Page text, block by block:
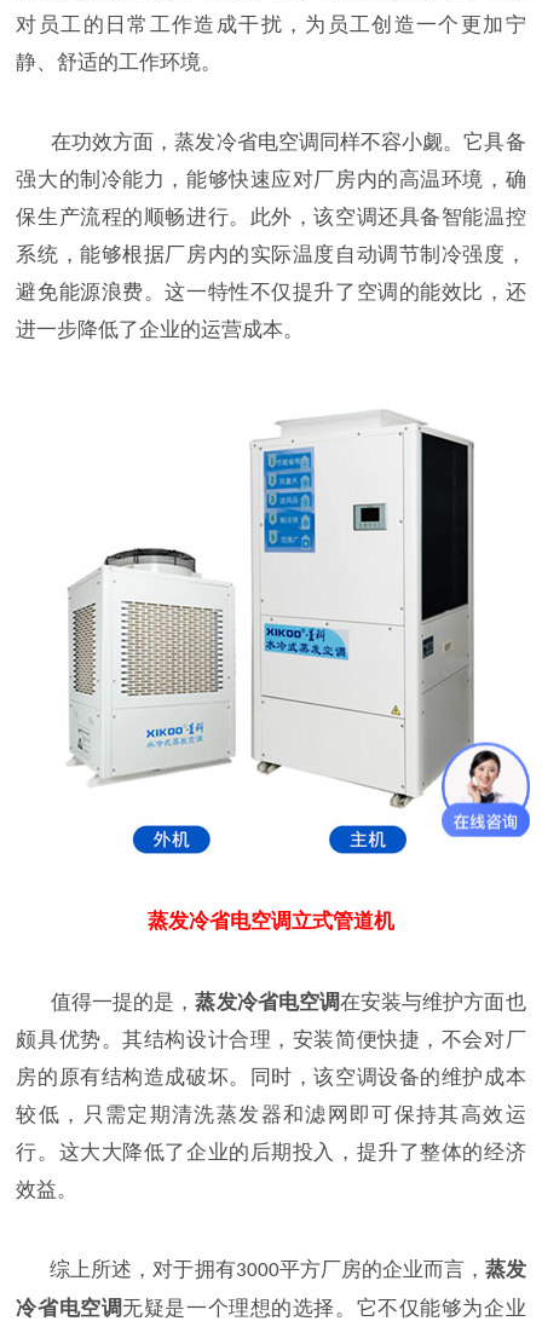
对员工的日常工作造成干扰，为员工创造一个更加宁
静、舒适的工作环境。
在功效方面，蒸发冷省电空调同样不容小觑。它具备
强大的制冷能力，能够快速应对厂房内的高温环境，确
保生产流程的顺畅进行。此外，该空调还具备智能温控
系统，能够根据厂房内的实际温度自动调节制冷强度，
避免能源浪费。这一特性不仅提升了空调的能效比，还
进一步降低了企业的运营成本。
蒸发冷省电空调立式管道机
值得一提的是，蒸发冷省电空调在安装与维护方面也
颇具优势。其结构设计合理，安装简便快捷，不会对厂
房的原有结构造成破坏。同时，该空调设备的维护成本
较低，只需定期清洗蒸发器和滤网即可保持其高效运
行。这大大降低了企业的后期投入，提升了整体的经济
效益。
综上所述，对于拥有3000平方厂房的企业而言， 蒸发
冷省电空调无疑是一个理想的选择。它不仅能够为企业